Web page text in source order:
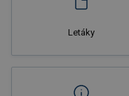
Letáky